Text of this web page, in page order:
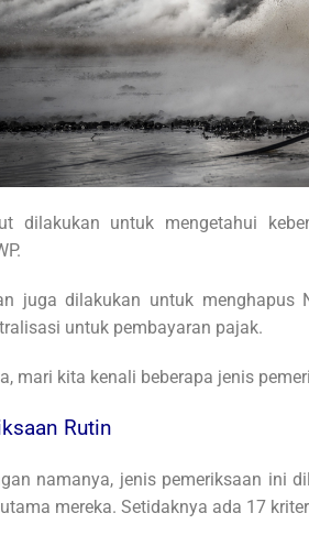
dilakukan untuk mengetahui
juga dilakukan untuk menghapus
untuk pembayaran pajak.
mari kita kenali beberapa jenis
Rutin
namanya, jenis pemeriksaan ini
mereka. Setidaknya ada 17